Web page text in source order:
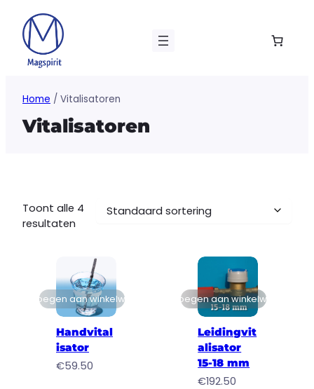
naar
inhoud
Home / Vitalisatoren
Vitalisatoren
Toont alle 4
resultaten
Toevoegen aan winkelwagen
Handvital
isator
€59.50
Toevoegen aan winkelwagen
Leidingvit
alisator
15-18 mm
€192.50